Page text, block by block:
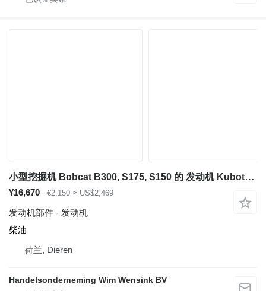
小型挖掘机 Bobcat B300, S175, S150 的 发动机 Kubota V2203
¥16,670 €2,150 ≈ US$2,469
发动机部件 - 发动机
柴油
荷兰, Dieren
Handelsonderneming Wim Wensink BV